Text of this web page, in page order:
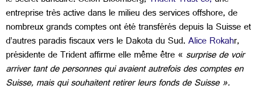
entreprise très active dans le milieu des services offshore, de
nombreux grands comptes ont été transférés depuis la Suisse et
d’autres paradis fiscaux vers le Dakota du Sud.Alice Rokahr,
présidente de Trident affirme elle même être « surprise de voir
arriver tant de personnes qui avaient autrefois des comptes en
Suisse, mais qui souhaitent retirer leurs fonds de Suisse ».